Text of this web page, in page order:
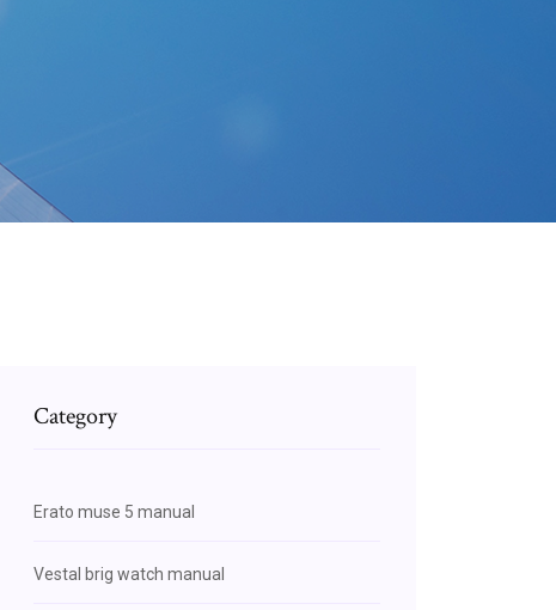
Category
Erato muse 5 manual
Vestal brig watch manual